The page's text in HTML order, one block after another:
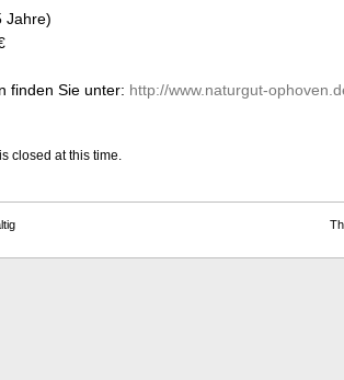
Jahre)
finden Sie unter: http://www.naturgut-
closed at this time.